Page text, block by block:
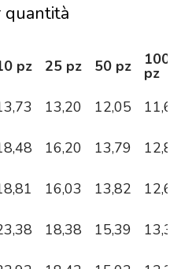
quantità
pz 25 pz 50 pz 100
pz
13,20 12,05
11,61
16,20 13,79
12,83
16,03 13,82
12,60
18,38 15,39
13,38